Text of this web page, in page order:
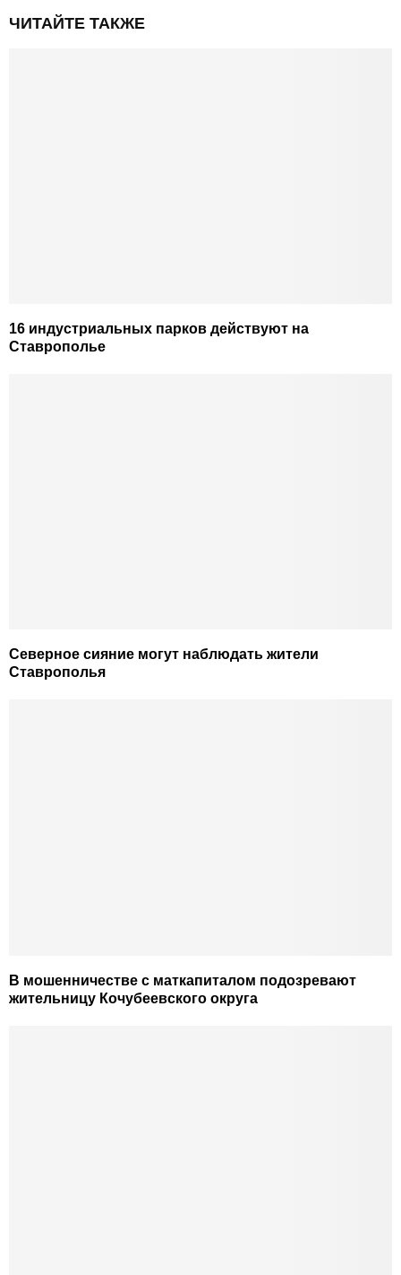
ЧИТАЙТЕ ТАКЖЕ
16 индустриальных парков действуют на
Ставрополье
Северное сияние могут наблюдать жители
Ставрополья
В мошенничестве с маткапиталом подозревают
жительницу Кочубеевского округа